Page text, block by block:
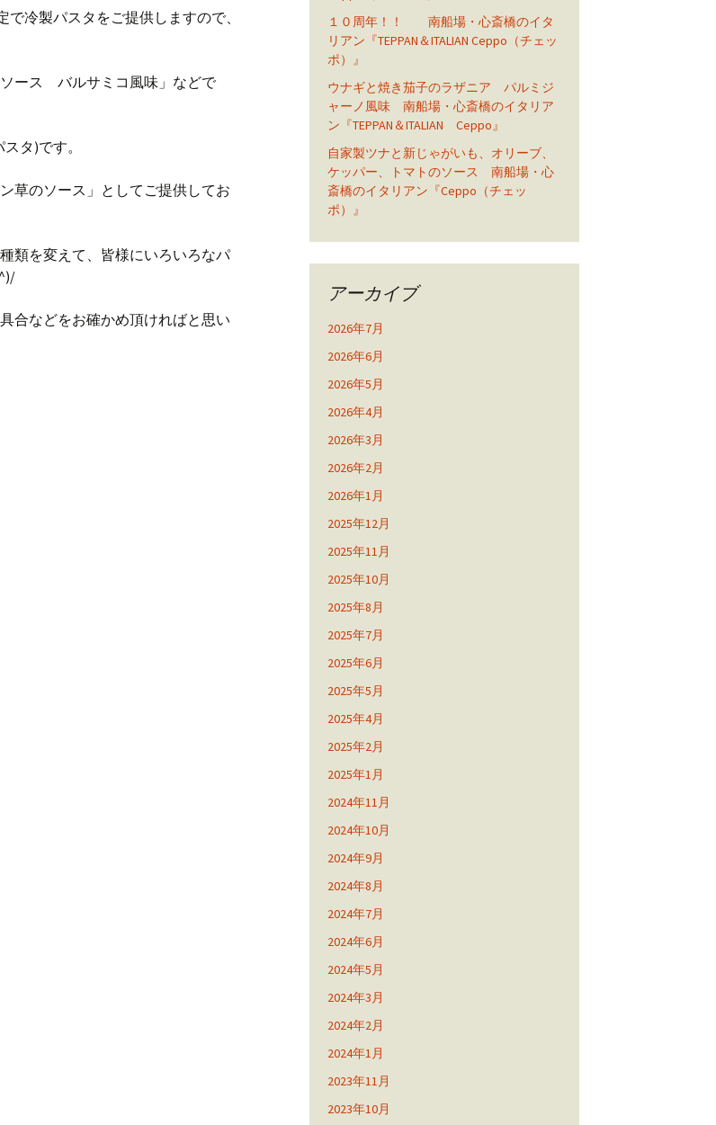
冷製パスタをご提供しますので、
ース バルサミコ風味」などで
タ)です。
草のソース」としてご提供してお
類を変えて、皆様にいろいろなパ
合などをお確かめ頂ければと思い
１０周年！！ 南船場・心斎橋のイタ
リアン『TEPPAN＆ITALIAN Ceppo（チェッ
ポ）』
ウナギと焼き茄子のラザニア パルミジ
ャーノ風味 南船場・心斎橋のイタリア
ン『TEPPAN＆ITALIAN Ceppo』
自家製ツナと新じゃがいも、オリーブ、
ケッパー、トマトのソース 南船場・心
斎橋のイタリアン『Ceppo（チェッ
ポ）』
アーカイブ
2026年7月
2026年6月
2026年5月
2026年4月
2026年3月
2026年2月
2026年1月
2025年12月
2025年11月
2025年10月
2025年8月
2025年7月
2025年6月
2025年5月
2025年4月
2025年2月
2025年1月
2024年11月
2024年10月
2024年9月
2024年8月
2024年7月
2024年6月
2024年5月
2024年3月
2024年2月
2024年1月
2023年11月
2023年10月